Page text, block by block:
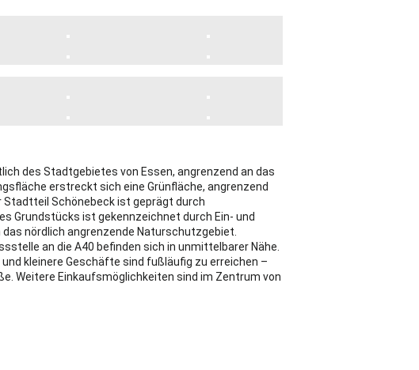
des Stadtgebietes von Essen, angrenzend an das
erstreckt sich eine Grünfläche, angrenzend
Schönebeck ist geprägt durch
Grundstücks ist gekennzeichnet durch Ein- und
nördlich angrenzende Naturschutzgebiet.
an die A40 befinden sich in unmittelbarer Nähe.
kleinere Geschäfte sind fußläufig zu erreichen –
Weitere Einkaufsmöglichkeiten sind im Zentrum von